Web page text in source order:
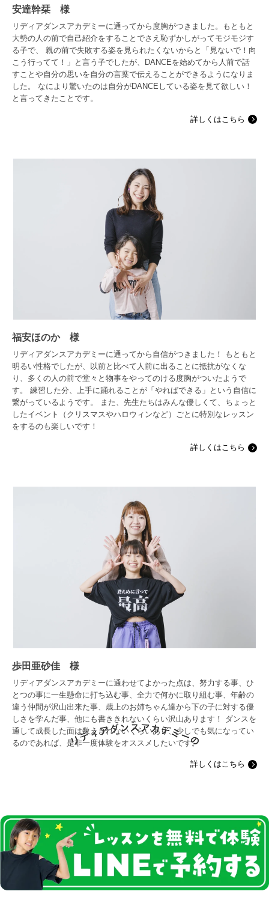
安達幹栞 様
リディアダンスアカデミーに通ってから度胸がつきました。もともと
大勢の人の前で自己紹介をすることでさえ恥ずかしがってモジモジす
る子で、 親の前で失敗する姿を見られたくないからと「見ないで！向
こう行ってて！」と言う子でしたが、DANCEを始めてから人前で話
すことや自分の思いを自分の言葉で伝えることができるようになりま
した。 なにより驚いたのは自分がDANCEしている姿を見て欲しい！
と言ってきたことです。
詳しくはこちら
福安ほのか 様
リディアダンスアカデミーに通ってから自信がつきました！ もともと
明るい性格でしたが、以前と比べて人前に出ることに抵抗がなくな
り、多くの人の前で堂々と物事をやってのける度胸がついたようで
す。 練習した分、上手に踊れることが「やればできる」という自信に
繋がっているようです。 また、先生たちはみんな優しくて、ちょっと
したイベント（クリスマスやハロウィンなど）ごとに特別なレッスン
をするのも楽しいです！
詳しくはこちら
歩田亜砂佳 様
リディアダンスアカデミーに通わせてよかった点は、努力する事、ひ
とつの事に一生懸命に打ち込む事、全力で何かに取り組む事、年齢の
違う仲間が沢山出来た事、歳上のお姉ちゃん達から下の子に対する優
しさを学んだ事、他にも書ききれないくらい沢山あります！ ダンスを
通して成長した面は数えきれないくらいあり、少しでも気になってい
るのであれば、是非一度体験をオススメしたいです。
詳しくはこちら